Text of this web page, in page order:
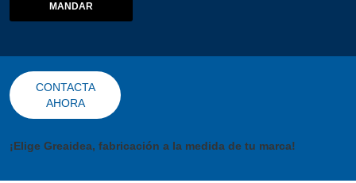
MANDAR
CONTACTA
AHORA
¡Elige Greaidea, fabricación a la medida de tu marca!